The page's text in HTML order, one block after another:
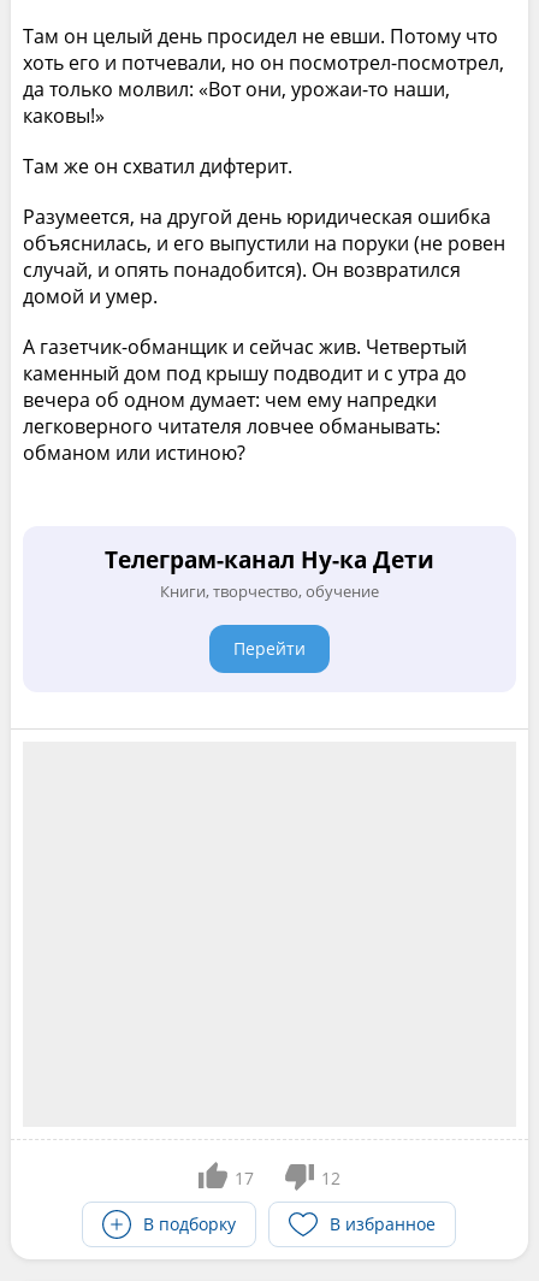
Там он целый день просидел не евши. Потому что
хоть его и потчевали, но он посмотрел-посмотрел,
да только молвил: «Вот они, урожаи-то наши,
каковы!»
Там же он схватил дифтерит.
Разумеется, на другой день юридическая ошибка
объяснилась, и его выпустили на поруки (не ровен
случай, и опять понадобится). Он возвратился
домой и умер.
А газетчик-обманщик и сейчас жив. Четвертый
каменный дом под крышу подводит и с утра до
вечера об одном думает: чем ему напредки
легковерного читателя ловчее обманывать:
обманом или истиною?
Телеграм-канал Ну-ка Дети
Книги, творчество, обучение
Перейти
17
12
В подборку
В избранное